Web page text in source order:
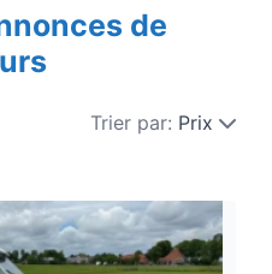
de
Trier par: Prix